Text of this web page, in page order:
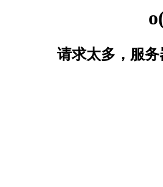
请求太多，服